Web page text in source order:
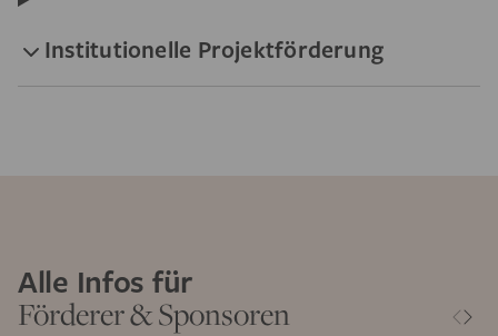
Institutionelle Projektförderung
Alle Infos für
Förderer & Sponsoren